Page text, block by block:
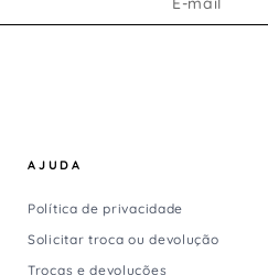
AJUDA
Política de privacidade
Solicitar troca ou devolução
Trocas e devoluções